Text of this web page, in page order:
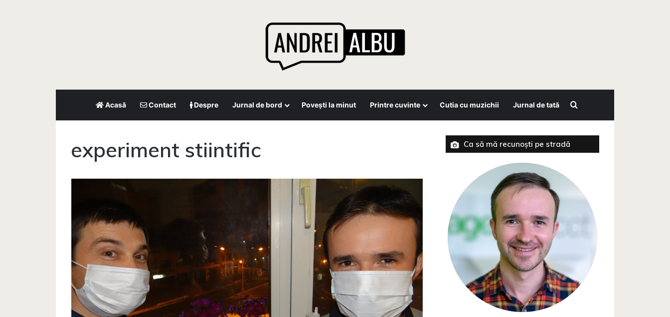
Acasă Contact Despre Jurnal de bord Povești la minut Printre cuvinte Cutia cu muzichii Jurnal de tată Search for
experiment stiintific Ca să mă recunoști pe stradă